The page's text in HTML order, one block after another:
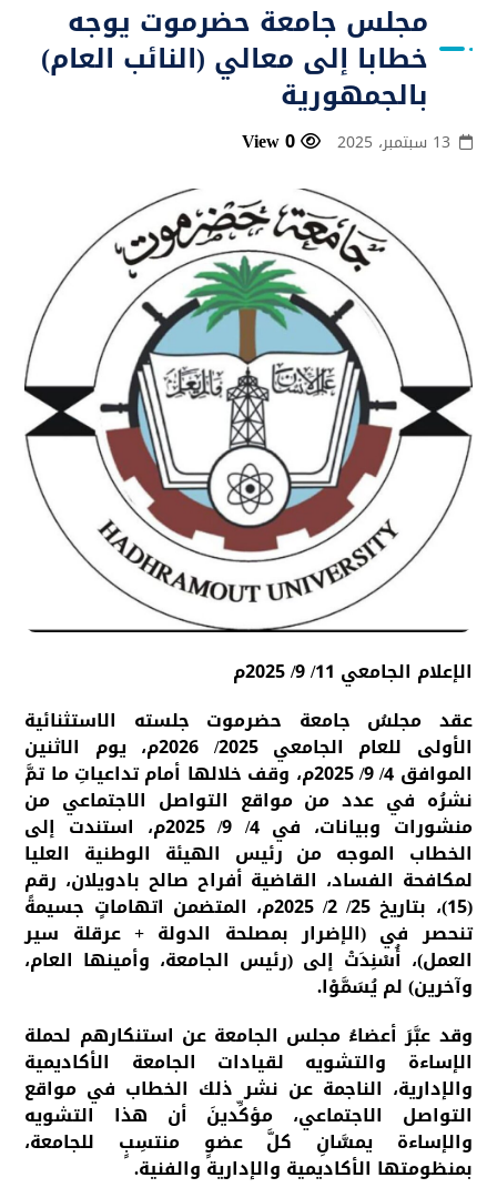
مجلس جامعة حضرموت يوجه
خطابا إلى معالي (النائب العام)
بالجمهورية
13 سبتمبر، 2025 0 View
الإعلام الجامعي 11/ 9/ 2025م
عقد مجلسُ جامعة حضرموت جلسته الاستثنائية
الأولى للعام الجامعي 2025/ 2026م، يوم الاثنين
الموافق 4/ 9/ 2025م، وقف خلالها أمام تداعياتِ ما تمَّ
نشرُه في عدد من مواقع التواصل الاجتماعي من
منشورات وبيانات، في 4/ 9/ 2025م، استندت إلى
الخطاب الموجه من رئيس الهيئة الوطنية العليا
لمكافحة الفساد، القاضية أفراح صالح بادويلان، رقم
(15)، بتاريخ 25/ 2/ 2025م، المتضمن اتهاماتٍ جسيمةً
تنحصر في (الإضرار بمصلحة الدولة + عرقلة سير
العمل)، أُسْنِدَتْ إلى (رئيس الجامعة، وأمينها العام،
وآخرين) لم يُسَمَّوْا.
وقد عبَّرَ أعضاءُ مجلس الجامعة عن استنكارهم لحملة
الإساءة والتشويه لقيادات الجامعة الأكاديمية
والإدارية، الناجمة عن نشر ذلك الخطاب في مواقع
التواصل الاجتماعي، مؤكِّدينَ أن هذا التشويه
والإساءة يمسَّانِ كلَّ عضوٍ منتسِبٍ للجامعة،
بمنظومتها الأكاديمية والإدارية والفنية.